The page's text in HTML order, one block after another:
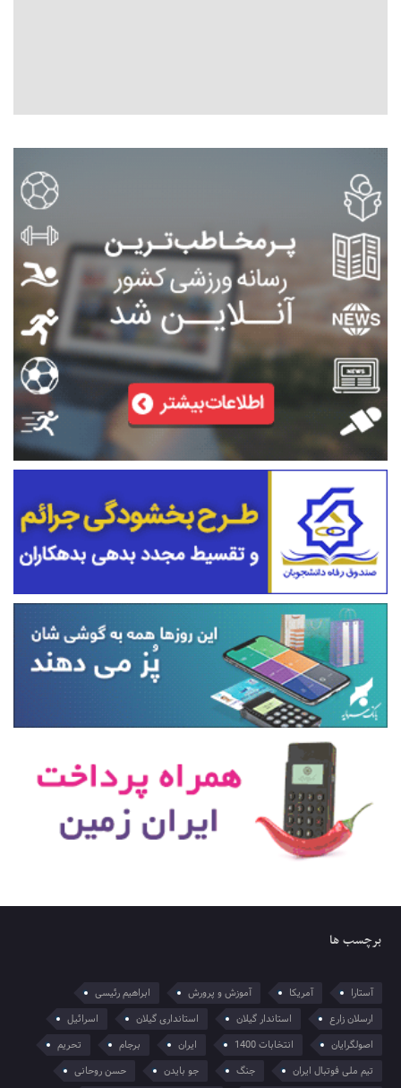
برچسب ها
آستارا آمریکا آموزش و پرورش
ابراهیم رئیسی
ارسلان زارع
استاندار گیلان استانداری گیلان
اسرائیل
اصولگرایان
انتخابات 1400 ایران برجام
تحریم
تیم ملی فوتبال ایران
جنگ جو بایدن حسن روحانی